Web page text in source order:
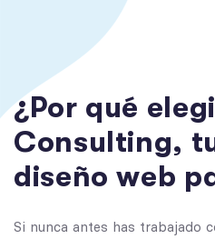
¿Por qué elegi
Consulting, t
diseño web p
Si nunca antes has trabajado